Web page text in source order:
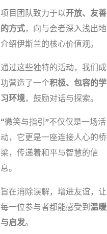
项目团队致力于以开放、友善
的方式，向与会者深入浅出地
介绍伊斯兰的核心价值观。
通过这些独特的活动，我们成
功营造了一个积极、包容的学
习环境，鼓励对话与探索。
“微笑与指引”不仅仅是一场活
动，它更是一座连接人心的桥
梁，传递着和平与智慧的信
息。
旨在消除误解，增进友谊，让
每一位参与者都能感受到温暖
与启发。